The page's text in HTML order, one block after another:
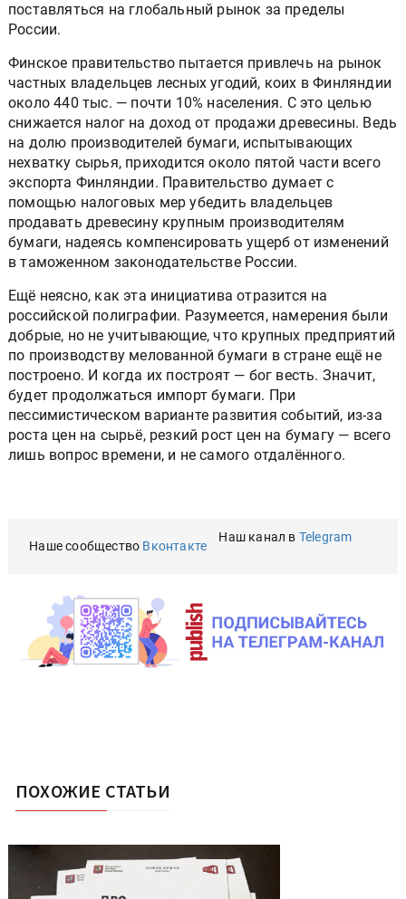
поставляться на глобальный рынок за пределы
России.
Финское правительство пытается привлечь на рынок
частных владельцев лесных угодий, коих в Финляндии
около 440 тыс. — почти 10% населения. С это целью
снижается налог на доход от продажи древесины. Ведь
на долю производителей бумаги, испытывающих
нехватку сырья, приходится около пятой части всего
экспорта Финляндии. Правительство думает с
помощью налоговых мер убедить владельцев
продавать древесину крупным производителям
бумаги, надеясь компенсировать ущерб от изменений
в таможенном законодательстве России.
Ещё неясно, как эта инициатива отразится на
российской полиграфии. Разумеется, намерения были
добрые, но не учитывающие, что крупных предприятий
по производству мелованной бумаги в стране ещё не
построено. И когда их построят — бог весть. Значит,
будет продолжаться импорт бумаги. При
пессимистическом варианте развития событий, из-за
роста цен на сырьё, резкий рост цен на бумагу — всего
лишь вопрос времени, и не самого отдалённого.
Наше сообщество Вконтакте
Наш канал в Telegram
ПОХОЖИЕ СТАТЬИ